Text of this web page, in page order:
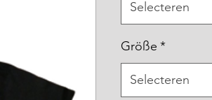
Selecteren
Größe *
Selecteren